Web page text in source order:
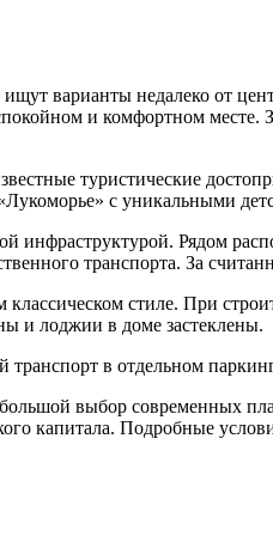
ищут варианты недалеко от
и комфортном месте.
туристические
с уникальными
инфраструктурой. Рядом
транспорта. За
стиле. При
и лоджии в доме застеклены.
транспорт в отдельном
большой выбор современных
капитала. Подробные